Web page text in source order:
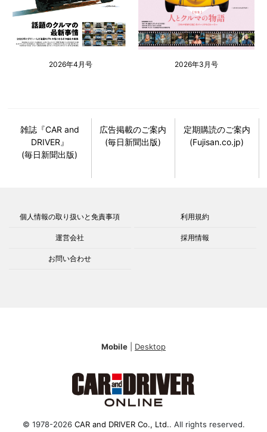
2026年4月号 2026年3月号
雑誌『CAR and
DRIVER』
(毎日新聞出版)
広告掲載のご案内
(毎日新聞出版)
定期購読のご案内
(Fujisan.co.jp)
個人情報の取り扱いと免責事項 利用規約
運営会社 採用情報
お問い合わせ
Mobile Desktop
© 1978-2026 CAR and DRIVER Co., Ltd.. All rights reserved.